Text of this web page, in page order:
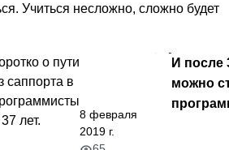
Учиться несложно, сложно будет
о пути
саппорта в
лет.
8 февраля
2019 г.
И после
можно